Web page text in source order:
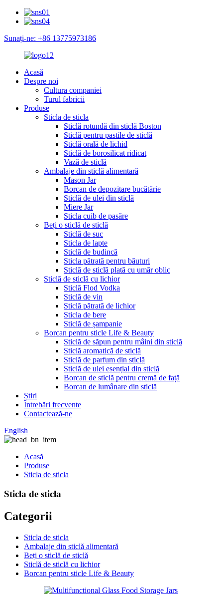
Sunați-ne: +86 13775973186
Acasă
Despre noi
Cultura companiei
Turul fabricii
Produse
Sticla de sticla
Sticlă rotundă din sticlă Boston
Sticlă pentru pastile de sticlă
Sticlă orală de lichid
Sticlă de borosilicat ridicat
Vază de sticlă
Ambalaje din sticlă alimentară
Mason Jar
Borcan de depozitare bucătărie
Sticlă de ulei din sticlă
Miere Jar
Sticla cuib de pasăre
Beți o sticlă de sticlă
Sticlă de suc
Sticla de lapte
Sticlă de budincă
Sticla pătrată pentru băuturi
Sticlă de sticlă plată cu umăr oblic
Sticlă de sticlă cu lichior
Sticlă Flod Vodka
Sticlă de vin
Sticlă pătrată de lichior
Sticla de bere
Sticlă de șampanie
Borcan pentru sticle Life & Beauty
Sticlă de săpun pentru mâini din sticlă
Sticlă aromatică de sticlă
Sticlă de parfum din sticlă
Sticlă de ulei esențial din sticlă
Borcan de sticlă pentru cremă de față
Borcan de lumânare din sticlă
Știri
Întrebări frecvente
Contactează-ne
English
Acasă
Produse
Sticla de sticla
Sticla de sticla
Categorii
Sticla de sticla
Ambalaje din sticlă alimentară
Beți o sticlă de sticlă
Sticlă de sticlă cu lichior
Borcan pentru sticle Life & Beauty